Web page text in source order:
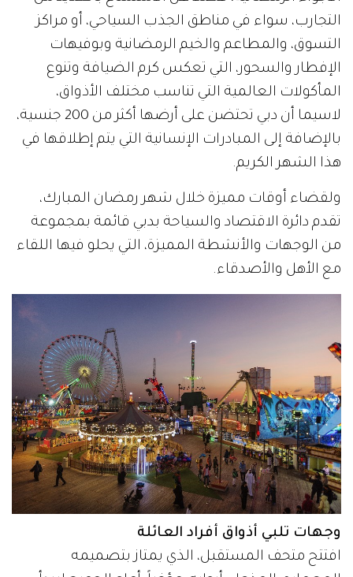
التجارب، سواء في مناطق الجذب السياحي، أو مراكز
التسوق، والمطاعم والخيم الرمضانية وبوفيهات
الإفطار والسحور، التي تعكس كرم الضيافة وتنوع
المأكولات العالمية التي تناسب مختلف الأذواق،
لاسيما أن دبي تحتضن على أرضها أكثر من 200 جنسية،
بالإضافة إلى المبادرات الإنسانية التي يتم إطلاقها في
هذا الشهر الكريم.
ولقضاء أوقات مميزة خلال شهر رمضان المبارك،
تقدم دائرة الاقتصاد والسياحة بدبي قائمة بمجموعة
من الوجهات والأنشطة المميزة، التي يحلو فيها اللقاء
مع الأهل والأصدقاء.
وجهات تلبي أذواق أفراد العائلة
افتتح متحف المستقبل، الذي يمتاز بتصميمه